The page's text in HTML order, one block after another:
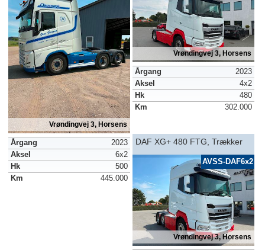
Vrøndingvej 3, Horsens
Årgang
2023
Aksel
6x2
Hk
500
Km
445.000
Vrøndingvej 3, Horsens
Årgang
2023
Aksel
4x2
Hk
480
Km
302.000
DAF XG+ 480 FTG, Trækker
AVSS-DAF6x2
Vrøndingvej 3, Horsens